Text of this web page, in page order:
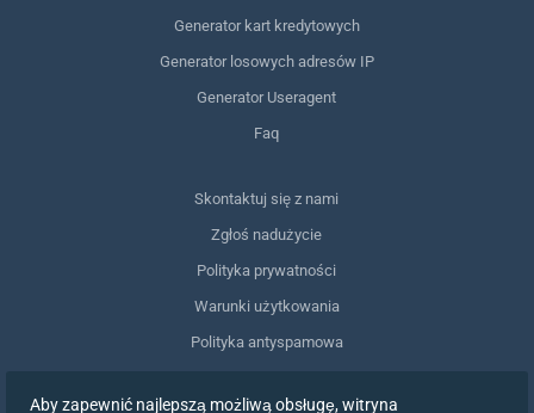
Generator kart kredytowych
Generator losowych adresów IP
Generator Useragent
Faq
Skontaktuj się z nami
Zgłoś nadużycie
Polityka prywatności
Warunki użytkowania
Polityka antyspamowa
Aby zapewnić najlepszą możliwą obsługę, witryna